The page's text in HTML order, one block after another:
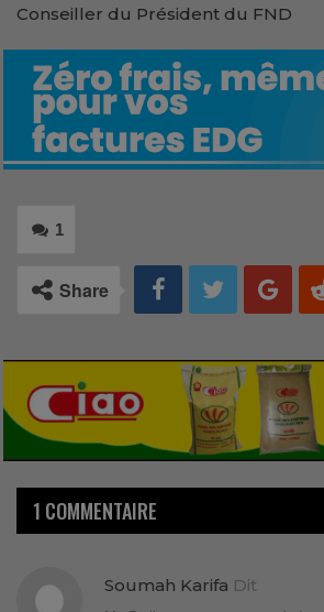
Conseiller du Président du FND
1
Share
1 COMMENTAIRE
Soumah Karifa Dit